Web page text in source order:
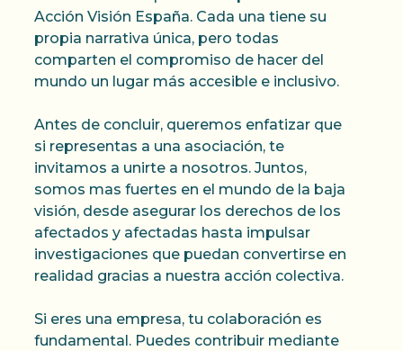
Acción Visión España. Cada una tiene su
propia narrativa única, pero todas
comparten el compromiso de hacer del
mundo un lugar más accesible e inclusivo.
Antes de concluir, queremos enfatizar que
si representas a una asociación, te
invitamos a unirte a nosotros. Juntos,
somos mas fuertes en el mundo de la baja
visión, desde asegurar los derechos de los
afectados y afectadas hasta impulsar
investigaciones que puedan convertirse en
realidad gracias a nuestra acción colectiva.
Si eres una empresa, tu colaboración es
fundamental. Puedes contribuir mediante